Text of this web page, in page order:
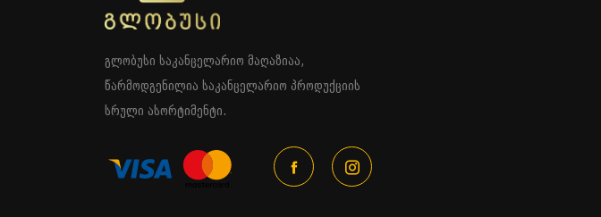
გლობუსი საკანცელარიო მაღაზიაა,
წარმოდგენილია საკანცელარიო პროდუქციის
სრული ასორტიმენტი.